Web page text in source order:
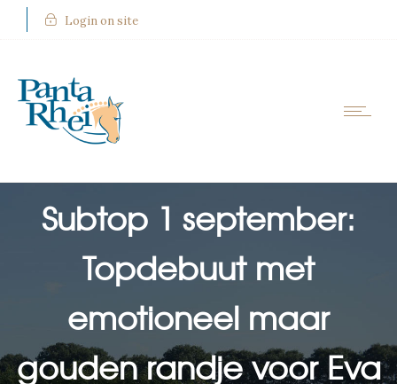
Login on site
Subtop 1 september:
Topdebuut met
emotioneel maar
gouden randje voor Eva